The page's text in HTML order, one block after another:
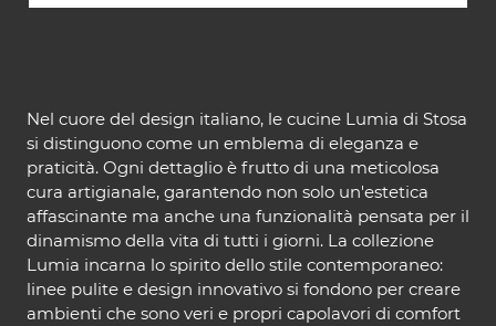
Nel cuore del design italiano, le cucine Lumia di Stosa
si distinguono come un emblema di eleganza e
praticità. Ogni dettaglio è frutto di una meticolosa
cura artigianale, garantendo non solo un'estetica
affascinante ma anche una funzionalità pensata per il
dinamismo della vita di tutti i giorni. La collezione
Lumia incarna lo spirito dello stile contemporaneo:
linee pulite e design innovativo si fondono per creare
ambienti che sono veri e propri capolavori di comfort